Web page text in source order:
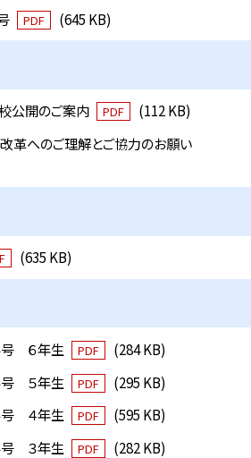
PDF (645 KB)
公開のご案内 PDF
(112 KB)
革へのご理解とご協力のお願い
(635 KB)
６年生 PDF
(284 KB)
５年生
PDF
(295 KB)
４年生
PDF
(595 KB)
３年生
PDF
(282 KB)